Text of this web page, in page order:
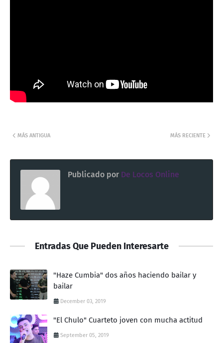
MÁS RECIENTE
MÁS ANTIGUA
Publicado por De Locos Online
Entradas Que Pueden Interesarte
"Haze Cumbia" dos años haciendo bailar y
bailar
December 03, 2019
"El Chulo" Cuarteto joven con mucha actitud
September 05, 2019